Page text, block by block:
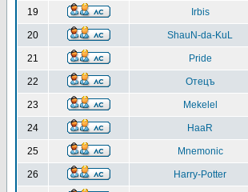
19 Irbis
20 ShauN-da-KuL
21 Pride
22 Отецъ
23 Mekelel
24 HaaR
25 Mnemonic
26 Harry-Potter